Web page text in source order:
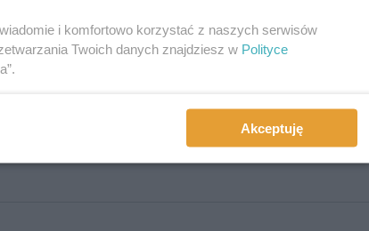
i komfortowo korzystać z naszych serwisów
Twoich danych znajdziesz w Polityce
Akceptuję